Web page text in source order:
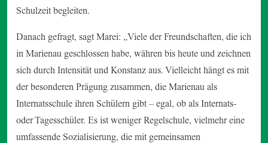
Schulzeit begleiten.
Danach gefragt, sagt Marei: „Viele der Freundschaften, die ich
in Marienau geschlossen habe, währen bis heute und zeichnen
sich durch Intensität und Konstanz aus. Vielleicht hängt es mit
der besonderen Prägung zusammen, die Marienau als
Internatsschule ihren Schülern gibt – egal, ob als Internats-
oder Tagesschüler. Es ist weniger Regelschule, vielmehr eine
umfassende Sozialisierung, die mit gemeinsamen